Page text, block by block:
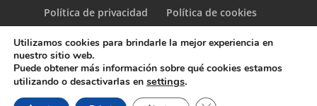
Política de privacidad Política de cookies
© Copyright Servicio de Informática y Telecomunicaciones.
Utilizamos cookies para brindarle la mejor experiencia en
nuestro sitio web.
Puede obtener más información sobre qué cookies estamos
utilizando o desactivarlas en settings.